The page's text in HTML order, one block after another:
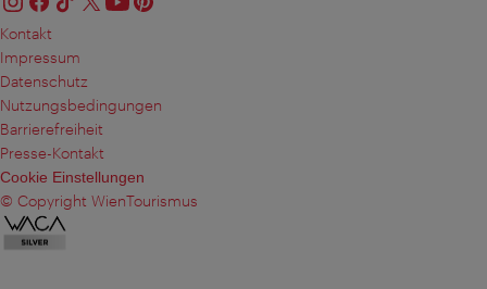
Kontakt
Impressum
Datenschutz
Nutzungsbedingungen
Barrierefreiheit
Presse-Kontakt
Cookie Einstellungen
© Copyright WienTourismus